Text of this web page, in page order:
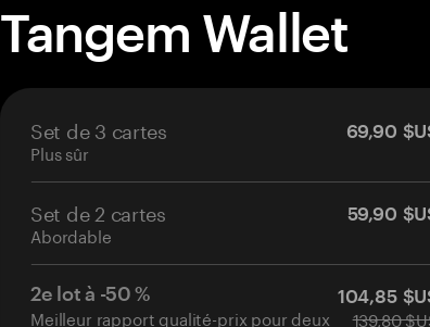
Tangem Wallet
Set de 3 cartes
Plus sûr
69,90
Set de 2 cartes
Abordable
59,90
2e lot à -50 %
Meilleur rapport qualité-prix pour deux
104,85
139,80